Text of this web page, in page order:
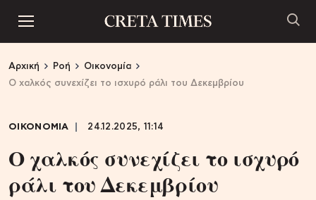
Αρχική Ροή
Οικονομία
Ο χαλκός συνεχίζει το ισχυρό ράλι του Δεκεμβρίου
ΟΙΚΟΝΟΜΙΑ 24.12.2025, 11:14
Ο χαλκός συνεχίζει το ισχυρό
ράλι του Δεκεμβρίου